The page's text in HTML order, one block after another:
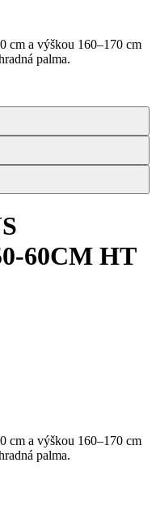
cm a výškou 160–170 cm
palma.
60CM HT
cm a výškou 160–170 cm
palma.